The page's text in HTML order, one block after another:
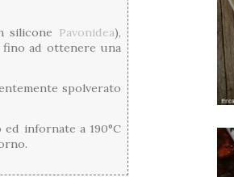
silicone Pavonidea),
ad ottenere una
spolverato
infornate a 190°C